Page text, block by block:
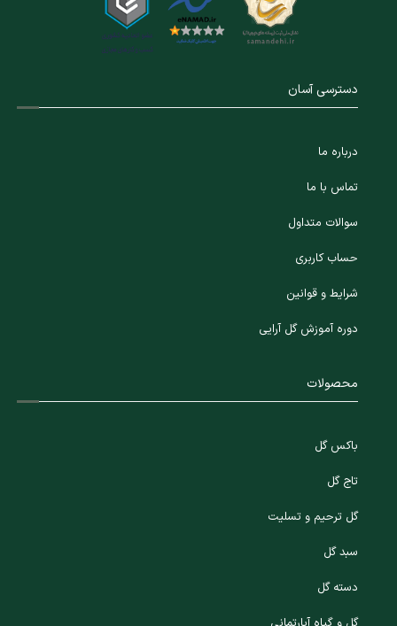
دسترسی آسان
درباره ما
تماس با ما
سوالات متداول
حساب کاربری
شرایط و قوانین
دوره آموزش گل آرایی
محصولات
باکس گل
تاج گل
گل ترحیم و تسلیت
سبد گل
دسته گل